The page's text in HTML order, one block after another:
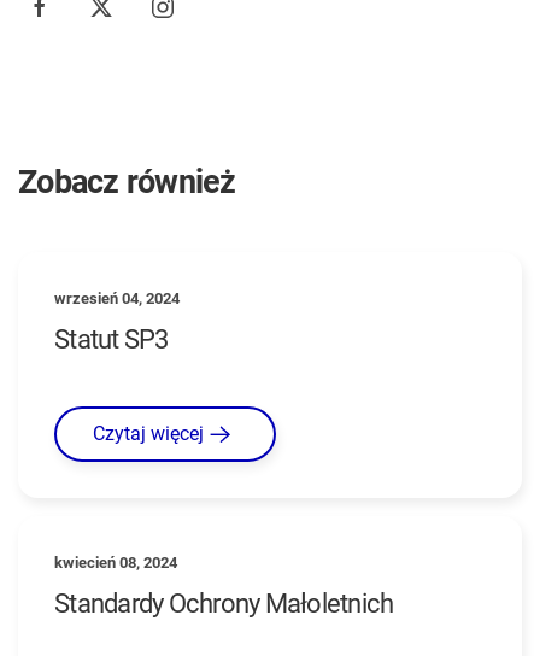
Zobacz również
wrzesień 04, 2024
Statut SP3
Czytaj więcej
kwiecień 08, 2024
Standardy Ochrony Małoletnich